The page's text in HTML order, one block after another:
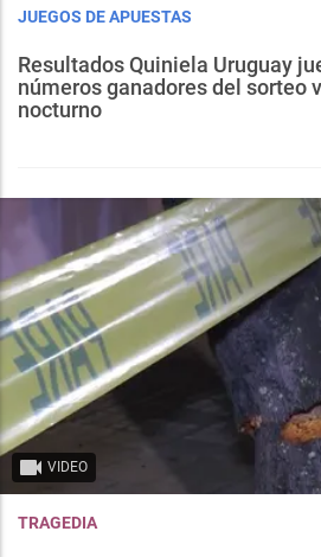
JUEGOS DE APUESTAS
Resultados Quiniela Uruguay
números ganadores del sorteo
nocturno
VIDEO
TRAGEDIA